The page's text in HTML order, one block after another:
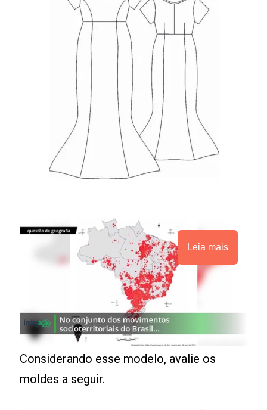
Leia mais
Considerando esse modelo, avalie os
moldes a seguir.